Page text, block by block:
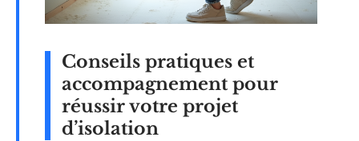
Conseils pratiques et
accompagnement pour
réussir votre projet
d’isolation